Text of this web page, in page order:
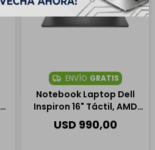
ENVÍO GRATIS
Notebook Laptop Dell
Inspiron 16" Táctil, AMD
Ryzen 7 250, 16GB RAM,
1TB SSD
USD 990,00